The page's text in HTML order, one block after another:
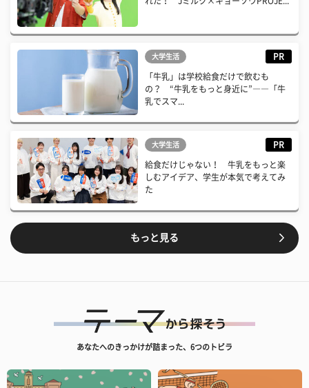
大学生活 PR
「牛乳」は学校給食だけで飲むも
の？ “牛乳をもっと身近に”――「牛
乳でスマ...
大学生活 PR
給食だけじゃない！ 牛乳をもっと楽
しむアイデア、学生が本気で考えてみ
た
もっと見る
あなたへのきっかけが詰まった、6つのトビラ